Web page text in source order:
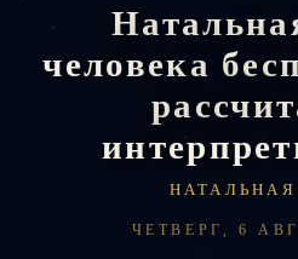
человека
ЧЕТВЕРГ, 6